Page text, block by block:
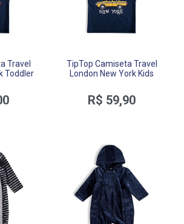
Travel
Toddler
TipTop Camiseta Travel
London New York Kids
R$ 59,90